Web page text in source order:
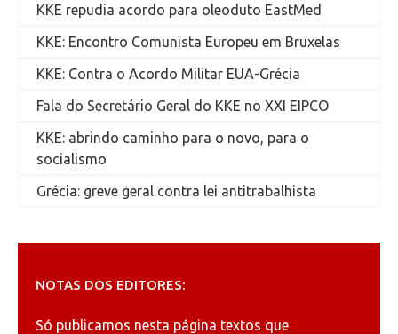
KKE repudia acordo para oleoduto EastMed
KKE: Encontro Comunista Europeu em Bruxelas
KKE: Contra o Acordo Militar EUA-Grécia
Fala do Secretário Geral do KKE no XXI EIPCO
KKE: abrindo caminho para o novo, para o
socialismo
Grécia: greve geral contra lei antitrabalhista
NOTAS DOS EDITORES:
Só publicamos nesta página textos que